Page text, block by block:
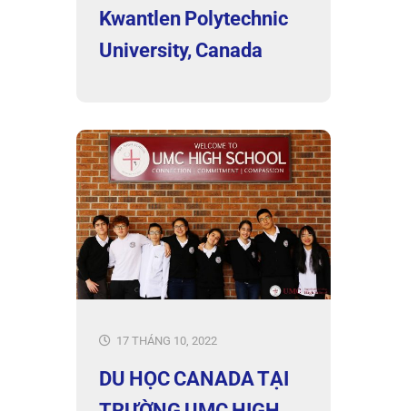
Kwantlen Polytechnic
University, Canada
17 THÁNG 10, 2022
DU HỌC CANADA TẠI